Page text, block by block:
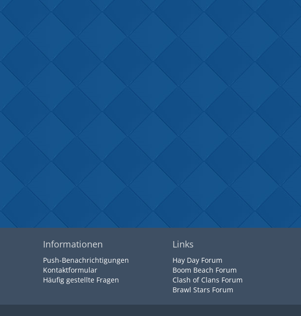
Informationen
Push-Benachrichtigungen
Kontaktformular
Häufig gestellte Fragen
Links
Hay Day Forum
Boom Beach Forum
Clash of Clans Forum
Brawl Stars Forum